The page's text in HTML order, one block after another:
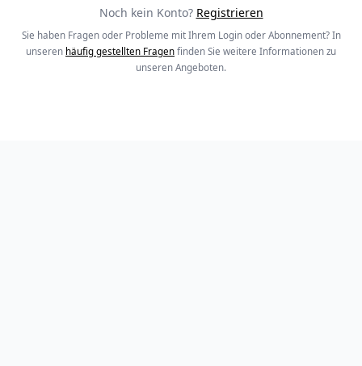
Noch kein Konto? Registrieren
Sie haben Fragen oder Probleme mit Ihrem Login oder Abonnement? In
unseren häufig gestellten Fragen finden Sie weitere Informationen zu
unseren Angeboten.